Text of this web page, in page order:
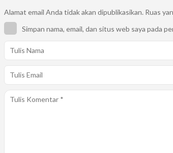
Alamat email Anda tidak akan dipublikasikan. Ruas
Simpan nama, email, dan situs web saya pada